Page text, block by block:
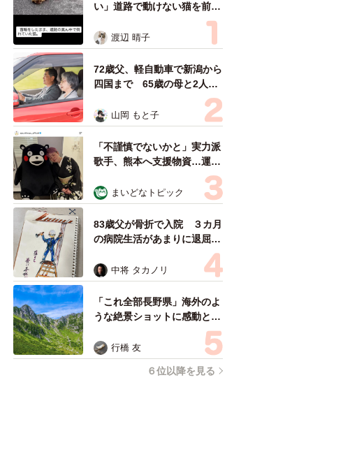
い」道路で動けない猫を前に
返された一言… 懸命に生き
ようとした4日間 「命の重
さはみんな同じ」保護団体代
表の訴え
渡辺 晴子
72歳父、軽自動車で新潟から
四国まで 65歳の母と2人で
3泊4日の旅 パーキングの休
憩まで分刻み… 「大学生で
も組まねえよ！」
山岡 もと子
「不謹慎でないかと」実力派
歌手、熊本へ支援物資…運搬
トラックの車体デザインにた
めらい 「痛いほど伝わる」
「行動され立派」
まいどなトピック
83歳父が骨折で入院 ３カ月
の病院生活があまりに退屈で
い！」→スケッチブックを見
た家族が仰天「これ、売れま
すよ…」
中将 タカノリ
「これ全部長野県」海外のよ
うな絶景ショットに感動と反
響「離れてからいいところだ
ったんだって気づいた」
行橋 友
６位以降を見る